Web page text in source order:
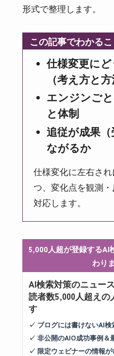
形式で整理します。
この記事でわかるこ
仕様変更に
（考え方と方
エンジンご
と体制
追従が成果
ながるか
仕様変化に左右さ
つ、変化点を観測
対応します。
5,000人超が登録するAI
わり
AI検索対策のニュー
読者数5,000人超え
す
✓ ブログには書けないAI
✓ 非公開のAIO成功事例＆
✓ 限定ウェビナーの情報が